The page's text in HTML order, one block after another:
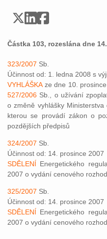
Částka 103, rozeslána dne
323/2007 Sb.
Účinnost od: 1. ledna 2008 s
VYHLÁŠKA ze dne 10.
527/2006 Sb., o užívání
o změně vyhlášky Ministerstva
kterou se provádí zákon o
pozdějších předpisů
324/2007 Sb.
Účinnost od: 14. prosince 2007
SDĚLENÍ Energetického
2007 o vydání cenového
325/2007 Sb.
Účinnost od: 14. prosince 2007
SDĚLENÍ Energetického
2007 o vydání cenového